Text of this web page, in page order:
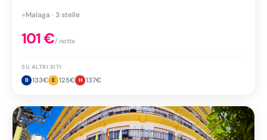
●Malaga · 3 stelle
101€/ notte
SU ALTRI SITI
B 133€ E 125€ H 137€